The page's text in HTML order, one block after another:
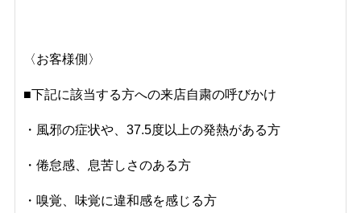
〈お客様側〉
■下記に該当する方への来店自粛の呼びかけ
・ 風邪の症状や、37.5度以上の発熱がある方
・ 倦怠感、息苦しさのある方
・ 嗅覚、味覚に違和感を感じる方